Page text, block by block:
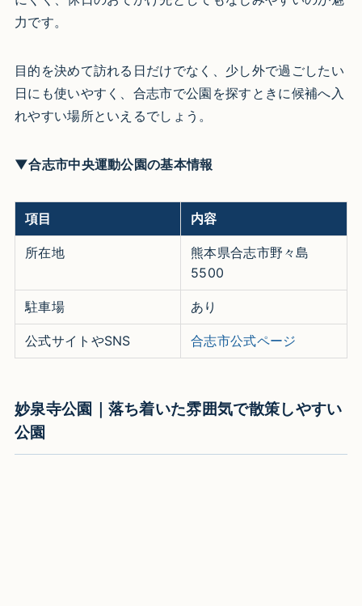
力です。
目的を決めて訪れる日だけでなく、少し外で過ごしたい
日にも使いやすく、合志市で公園を探すときに候補へ入
れやすい場所といえるでしょう。
▼合志市中央運動公園の基本情報
項目 内容
所在地
熊本県合志市野々島
5500
駐車場 あり
公式サイトやSNS 合志市公式ページ
妙泉寺公園｜落ち着いた雰囲気で散策しやすい
公園